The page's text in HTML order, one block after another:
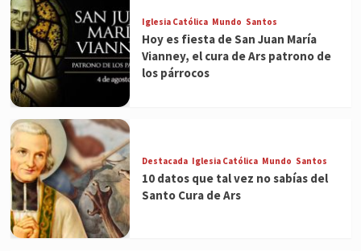
Iglesia Católica Mundo Santos
Hoy es fiesta de San Juan María
Vianney, el cura de Ars patrono de
los párrocos
Destacada Iglesia Católica Mundo Santos
10 datos que tal vez no sabías del
Santo Cura de Ars